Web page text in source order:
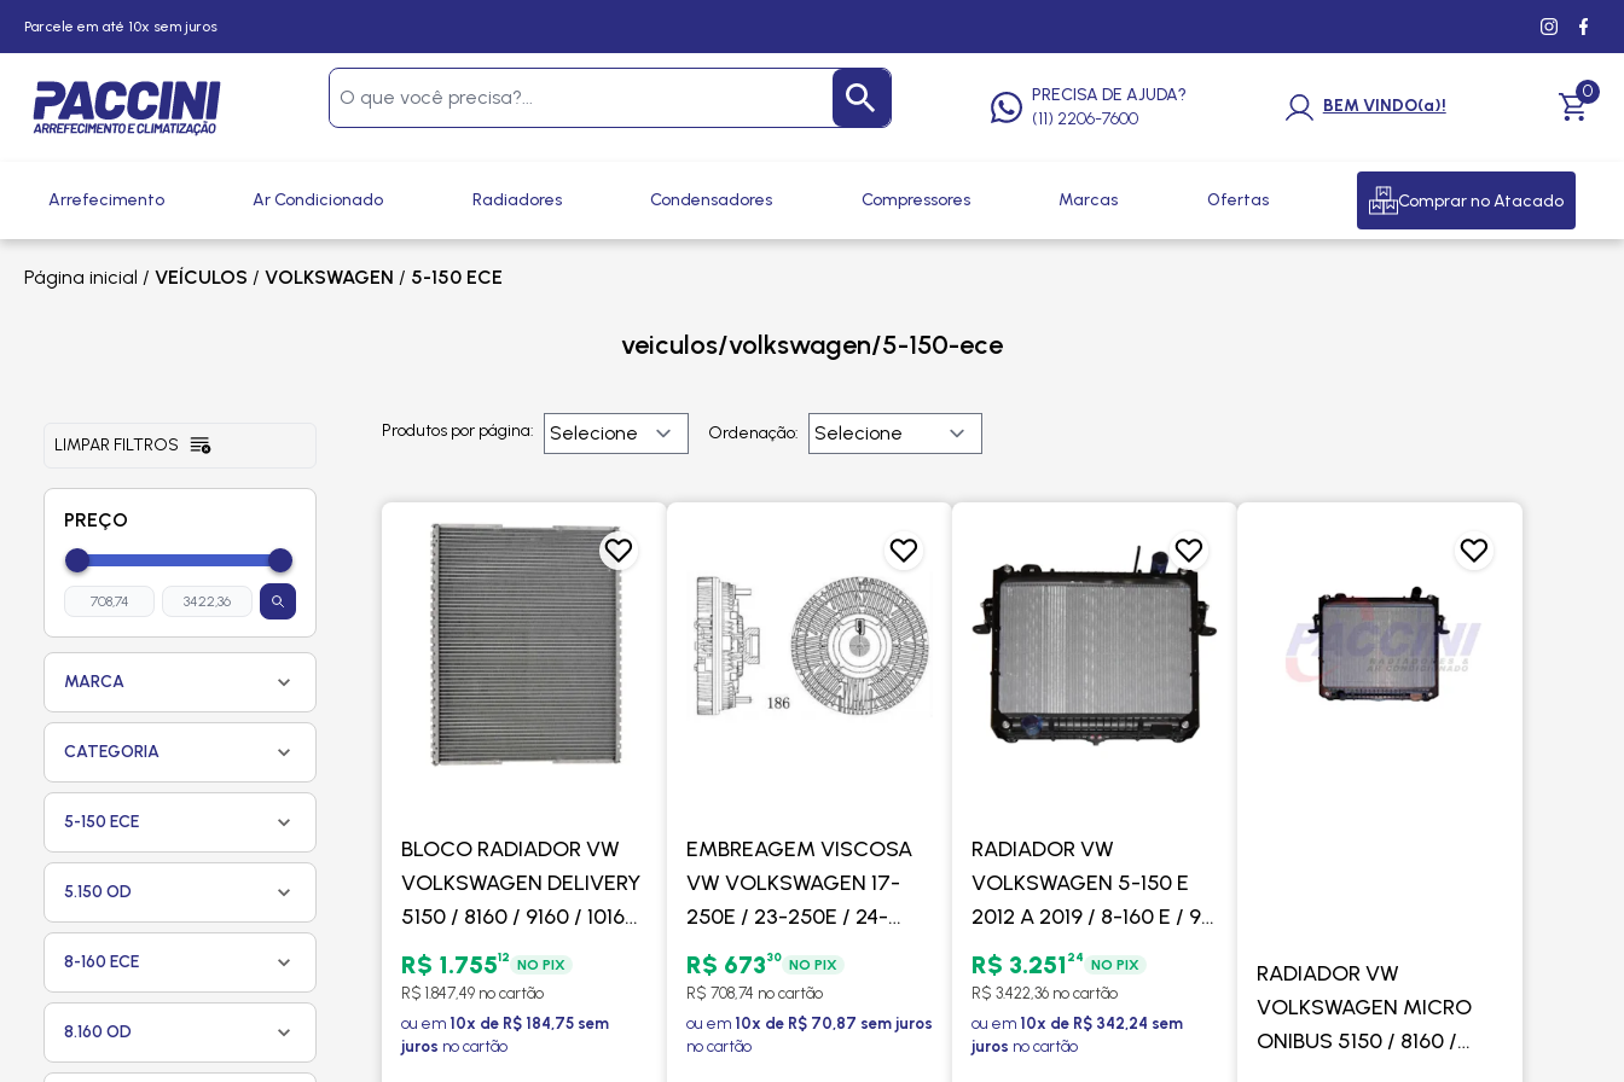
Parcele em até 10x sem juros
PRECISA DE AJUDA?
(11) 2206-7600
BEM VINDO(a)!
0
Arrefecimento Ar Condicionado Radiadores Condensadores Compressores Marcas Ofertas Comprar no Atacado
Página inicial / VEÍCULOS / VOLKSWAGEN / 5-150 ECE
veiculos/volkswagen/5-150-ece
LIMPAR FILTROS
PREÇO
MARCA
CATEGORIA
5-150 ECE
5.150 OD
8-160 ECE
8.160 OD
Produtos por página: Ordenação:
BLOCO RADIADOR VW
VOLKSWAGEN DELIVERY
5150 / 8160 / 9160 / 10160
- VISCONDE
R$ 1.75512 NO PIX
R$ 1.847,49 no cartão
ou em 10x de R$ 184,75 sem
juros no cartão
EMBREAGEM VISCOSA
VW VOLKSWAGEN 17-
250E / 23-250E / 24-
250E CONSTELLATION
17-250 / 24-250 / 8-150E
/ 9-150E - M. MARELLI
R$ 67330 NO PIX
R$ 708,74 no cartão
ou em 10x de R$ 70,87 sem juros
no cartão
RADIADOR VW
VOLKSWAGEN 5-150 E
2012 A 2019 / 8-160 E / 9-
160 E 2011 A 2019/ 10-160
E 2013 A 2019 EURO 5
COM LATERAL -
VISCONDE
R$ 3.251 24 NO PIX
R$ 3.422,36 no cartão
ou em 10x de R$ 342,24 sem
juros no cartão
RADIADOR VW
VOLKSWAGEN MICRO
ONIBUS 5150 / 8160 /